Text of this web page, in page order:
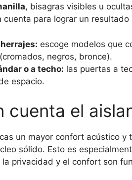
, bisagras visibles u
cuenta para lograr un
escoge modelos que
negros, bronce).
o a techo: las puertas a
espacio.
cuenta el
un mayor confort acústico
sólido. Esto es
privacidad y el confort son